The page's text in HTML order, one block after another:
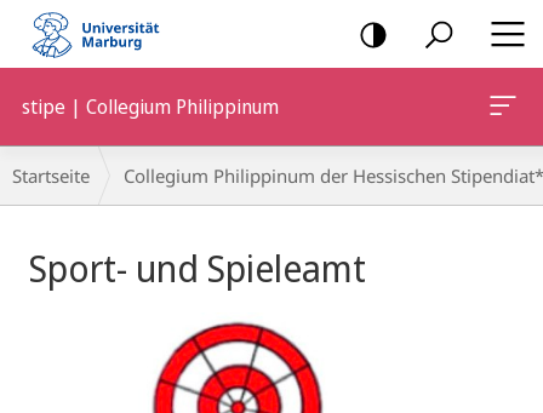
Mobile-
Navigation
stipe | Collegium Philippinum
Breadcrumb-
Navigation
Startseite Collegium Philippinum der Hessischen
Sport- und Spieleamt